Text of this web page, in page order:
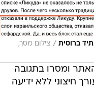
ברוסית / צילום מסך,
ומסרו בתגובה
חיצוני ללא ידיעה